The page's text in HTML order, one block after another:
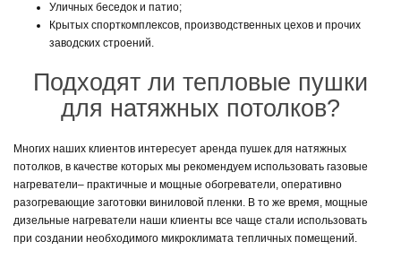
Уличных беседок и патио;
Крытых спорткомплексов, производственных цехов и прочих
заводских строений.
Подходят ли тепловые пушки
для натяжных потолков?
Многих наших клиентов интересует аренда пушек для натяжных
потолков, в качестве которых мы рекомендуем использовать газовые
нагреватели– практичные и мощные обогреватели, оперативно
разогревающие заготовки виниловой пленки. В то же время, мощные
дизельные нагреватели наши клиенты все чаще стали использовать
при создании необходимого микроклимата тепличных помещений.